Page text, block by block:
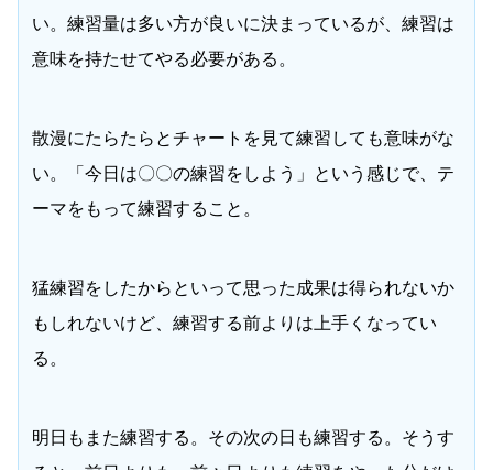
い。練習量は多い方が良いに決まっているが、練習は
意味を持たせてやる必要がある。
散漫にたらたらとチャートを見て練習しても意味がな
い。「今日は〇〇の練習をしよう」という感じで、テ
ーマをもって練習すること。
猛練習をしたからといって思った成果は得られないか
もしれないけど、練習する前よりは上手くなってい
る。
明日もまた練習する。その次の日も練習する。そうす